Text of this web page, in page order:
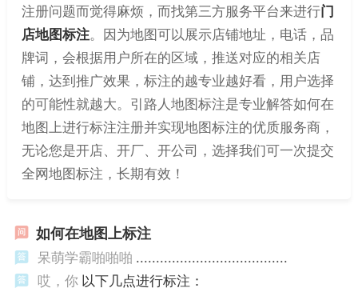
注册问题而觉得麻烦，而找第三方服务平台来进行门
店地图标注。因为地图可以展示店铺地址，电话，品
牌词，会根据用户所在的区域，推送对应的相关店
铺，达到推广效果，标注的越专业越好看，用户选择
的可能性就越大。引路人地图标注是专业解答如何在
地图上进行标注注册并实现地图标注的优质服务商，
无论您是开店、开厂、开公司，选择我们可一次提交
全网地图标注，长期有效！
如何在地图上标注
呆萌学霸啪啪啪 ......................................
哎，你 以下几点进行标注：